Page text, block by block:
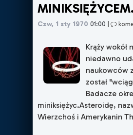
MINIKSIĘŻYCEM.
Czw, 1 sty 1970 01:00 |
Krąży
niedawno
naukowców
został
Badacze
miniksiężyc.Asteroidę,
Wierzchoś i Amerykanin